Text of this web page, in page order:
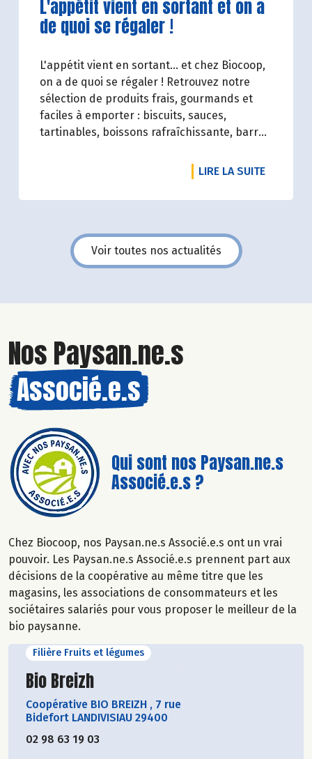
Lire la suite de l'article
L'appétit vient en sortant et on a
de quoi se régaler !
L'appétit vient en sortant... et chez Biocoop,
on a de quoi se régaler ! Retrouvez notre
sélection de produits frais, gourmands et
faciles à emporter : biscuits, sauces,
tartinables, boissons rafraîchissante, barres
une sélection de produits du 2 juillet au 12
LIRE LA SUITEDE
Voir toutes nos actualités
Nos Paysan.ne.s
Associé.e.s
Qui sont nos Paysan.ne.s
Associé.e.s ?
Chez Biocoop, nos Paysan.ne.s Associé.e.s ont un vrai
pouvoir. Les Paysan.ne.s Associé.e.s prennent part aux
décisions de la coopérative au même titre que les
magasins, les associations de consommateurs et les
sociétaires salariés pour vous proposer le meilleur de la
bio paysanne.
Filière Fruits et légumes
Découvrir le producteur
Bio Breizh
Coopérative BIO BREIZH , 7 rue
Bidefort LANDIVISIAU 29400
02 98 63 19 03